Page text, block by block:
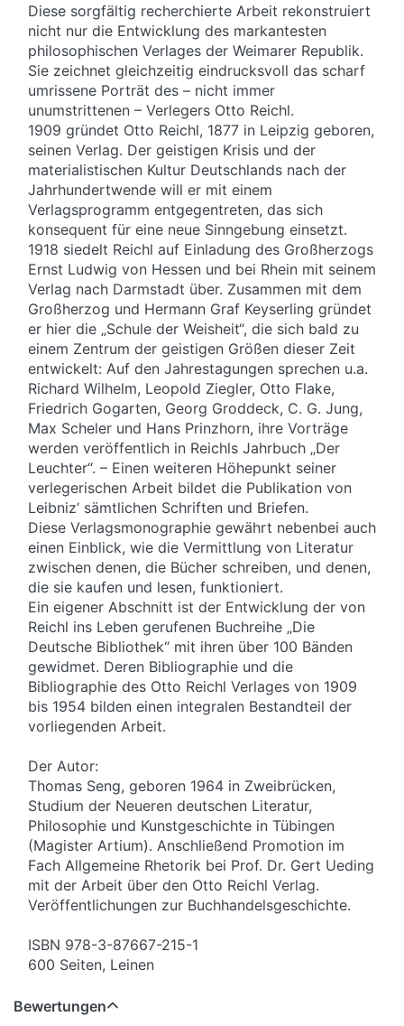
Diese sorgfältig recherchierte Arbeit rekonstruiert
nicht nur die Entwicklung des markantesten
philosophischen Verlages der Weimarer Republik.
Sie zeichnet gleichzeitig eindrucksvoll das scharf
umrissene Porträt des – nicht immer
unumstrittenen – Verlegers Otto Reichl.
1909 gründet Otto Reichl, 1877 in Leipzig geboren,
seinen Verlag. Der geistigen Krisis und der
materialistischen Kultur Deutschlands nach der
Jahrhundertwende will er mit einem
Verlagsprogramm entgegentreten, das sich
konsequent für eine neue Sinngebung einsetzt.
1918 siedelt Reichl auf Einladung des Großherzogs
Ernst Ludwig von Hessen und bei Rhein mit seinem
Verlag nach Darmstadt über. Zusammen mit dem
Großherzog und Hermann Graf Keyserling gründet
er hier die „Schule der Weisheit“, die sich bald zu
einem Zentrum der geistigen Größen dieser Zeit
entwickelt: Auf den Jahrestagungen sprechen u.a.
Richard Wilhelm, Leopold Ziegler, Otto Flake,
Friedrich Gogarten, Georg Groddeck, C. G. Jung,
Max Scheler und Hans Prinzhorn, ihre Vorträge
werden veröffentlich in Reichls Jahrbuch „Der
Leuchter“. – Einen weiteren Höhepunkt seiner
verlegerischen Arbeit bildet die Publikation von
Leibniz‘ sämtlichen Schriften und Briefen.
Diese Verlagsmonographie gewährt nebenbei auch
einen Einblick, wie die Vermittlung von Literatur
zwischen denen, die Bücher schreiben, und denen,
die sie kaufen und lesen, funktioniert.
Ein eigener Abschnitt ist der Entwicklung der von
Reichl ins Leben gerufenen Buchreihe „Die
Deutsche Bibliothek“ mit ihren über 100 Bänden
gewidmet. Deren Bibliographie und die
Bibliographie des Otto Reichl Verlages von 1909
bis 1954 bilden einen integralen Bestandteil der
vorliegenden Arbeit.
Der Autor:
Thomas Seng, geboren 1964 in Zweibrücken,
Studium der Neueren deutschen Literatur,
Philosophie und Kunstgeschichte in Tübingen
(Magister Artium). Anschließend Promotion im
Fach Allgemeine Rhetorik bei Prof. Dr. Gert Ueding
mit der Arbeit über den Otto Reichl Verlag.
Veröffentlichungen zur Buchhandelsgeschichte.
ISBN 978-3-87667-215-1
600 Seiten, Leinen
Bewertungen